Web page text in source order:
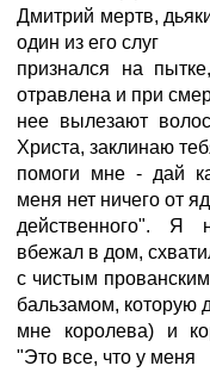
Дмитрий мертв,
один из его слуг
признался на
отравлена и при
нее вылезают
Христа, заклинаю
помоги мне - дай
меня нет ничего от
действенного". Я
вбежал в дом,
с чистым
бальзамом, которую
мне королева) и
"Это все, что у меня